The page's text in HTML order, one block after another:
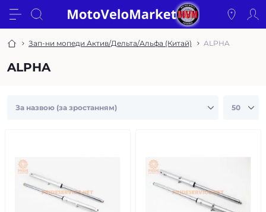
Зап-ни мопеди Актив/Дельта/Альфа (Китай) ALPHA
ALPHA